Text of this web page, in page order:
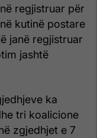
regjistruar për
kutinë postare
janë regjistruar
jashtë
ka
tri koalicione
zgjedhjet e 7